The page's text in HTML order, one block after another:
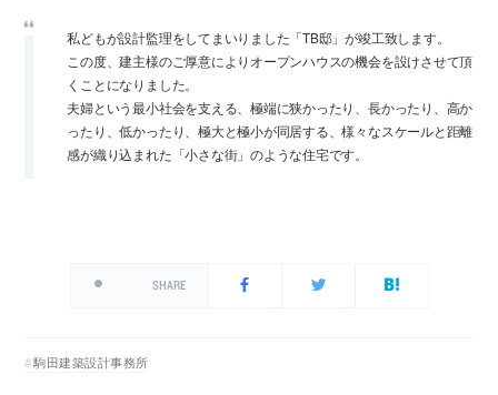
私どもが設計監理をしてまいりました「TB邸」が竣工致します。
この度、建主様のご厚意によりオープンハウスの機会を設けさせて頂
くことになりました。
夫婦という最小社会を支える、極端に狭かったり、長かったり、高か
ったり、低かったり、極大と極小が同居する、様々なスケールと距離
感が織り込まれた「小さな街」のような住宅です。
SHARE
駒田建築設計事務所